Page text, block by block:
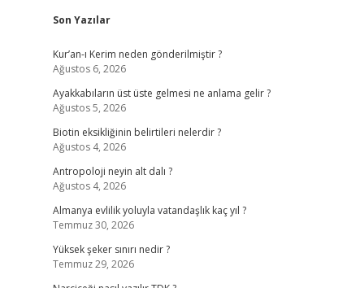
Sidebar
Son Yazılar
Kur’an-ı Kerim neden gönderilmiştir ?
Ağustos 6, 2026
Ayakkabıların üst üste gelmesi ne anlama gelir ?
Ağustos 5, 2026
Biotin eksikliğinin belirtileri nelerdir ?
Ağustos 4, 2026
Antropoloji neyin alt dalı ?
Ağustos 4, 2026
Almanya evlilik yoluyla vatandaşlık kaç yıl ?
Temmuz 30, 2026
Yüksek şeker sınırı nedir ?
Temmuz 29, 2026